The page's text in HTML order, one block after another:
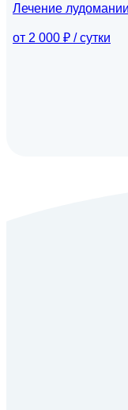
Лечение лудомании
от 2 000 ₽ / сутки